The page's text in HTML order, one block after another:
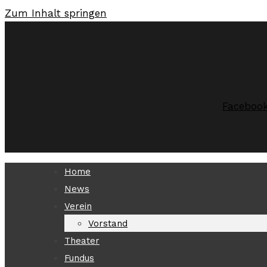
Zum Inhalt springen
Home
News
Verein
Vorstand
Theater
Fundus